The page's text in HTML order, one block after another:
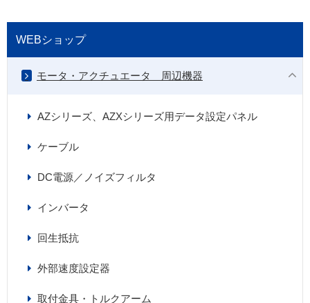
WEBショップ
モータ・アクチュエータ 周辺機器
AZシリーズ、AZXシリーズ用データ設定パネル
ケーブル
DC電源／ノイズフィルタ
インバータ
回生抵抗
外部速度設定器
取付金具・トルクアーム